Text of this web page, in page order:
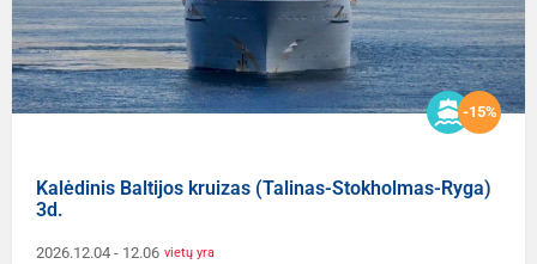
-15%
Kalėdinis Baltijos kruizas (Talinas-Stokholmas-Ryga)
3d.
2026.12.04 - 12.06 vietų yra